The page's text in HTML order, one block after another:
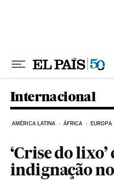
Internacional
AMÉRICA LATINA ÁFRICA EUROPA
‘Crise do lixo’
indignação